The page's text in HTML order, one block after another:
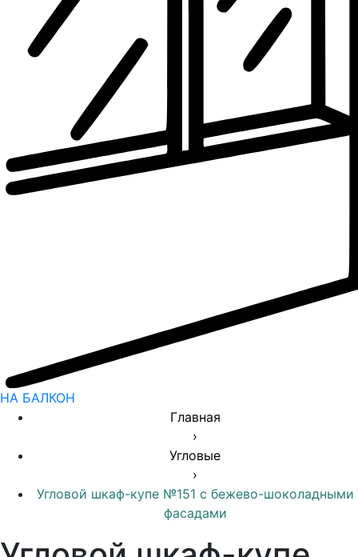
НА БАЛКОН
Главная
›
Угловые
›
Угловой шкаф-купе №151 с бежево-шоколадными
фасадами